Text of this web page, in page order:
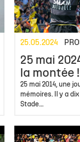
U18 Filles
U15 Filles
U14 Garçons
U13 Garçons
Stade Rochelais
25.05.2024
25 mai
la montée !
25 mai 2014, une
mémoires. Il y a
Stade...